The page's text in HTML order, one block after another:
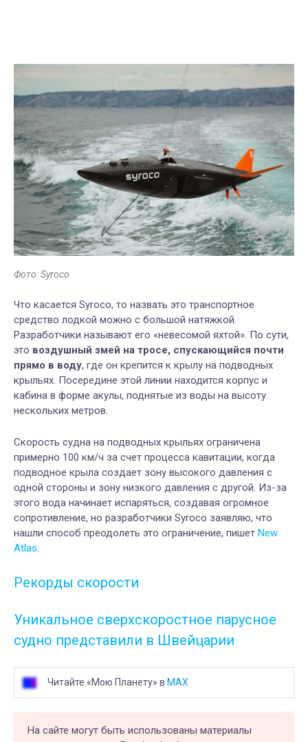
Фото: Syroco
Что касается Syroco, то назвать это транспортное
средство лодкой можно с большой натяжкой.
Разработчики называют его «невесомой яхтой». По сути,
это воздушный змей на тросе, спускающийся почти
прямо в воду, где он крепится к крылу на подводных
крыльях. Посередине этой линии находится корпус и
кабина в форме акулы, поднятые из воды на высоту
нескольких метров.
Скорость судна на подводных крыльях ограничена
примерно 100 км/ч за счет процесса кавитации, когда
подводное крыла создает зону высокого давления с
одной стороны и зону низкого давления с другой. Из-за
этого вода начинает испаряться, создавая огромное
сопротивление, но разработчики Syroco заявляю, что
нашли способ преодолеть это ограничение, пишет New
Atlas.
Рекорды скорости
Уникальное сверхскоростное парусное
судно представили в Швейцарии
Читайте «Мою Планету» в MAX
На сайте могут быть использованы материалы